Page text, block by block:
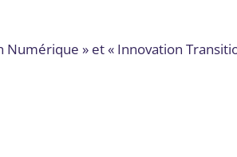
» et « Innovation